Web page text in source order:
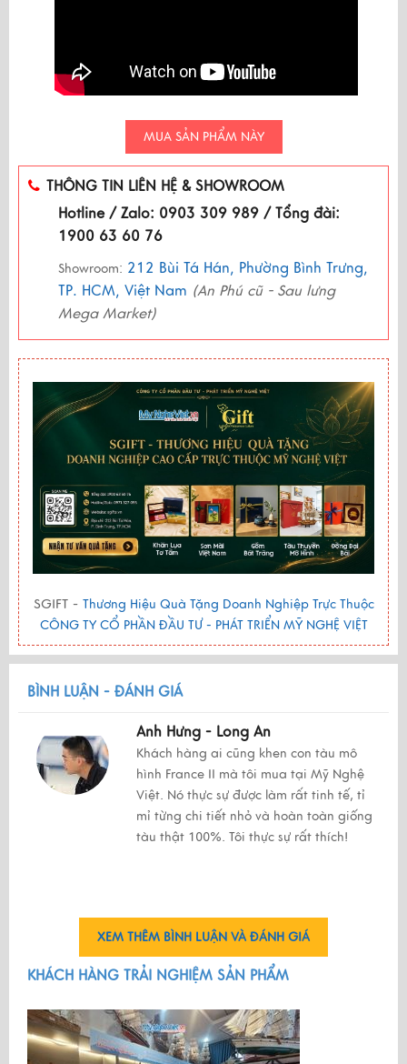
MUA SẢN PHẨM NÀY
THÔNG TIN LIÊN HỆ & SHOWROOM
Hotline / Zalo: 0903 309 989 / Tổng đài:
1900 63 60 76
Showroom: 212 Bùi Tá Hán, Phường Bình Trưng,
TP. HCM, Việt Nam (An Phú cũ - Sau lưng
Mega Market)
SGIFT - Thương Hiệu Quà Tặng Doanh Nghiệp Trực Thuộc
CÔNG TY CỔ PHẦN ĐẦU TƯ - PHÁT TRIỂN MỸ NGHỆ VIỆT
BÌNH LUẬN - ĐÁNH GIÁ
Anh Hưng - Long An
Khách hàng ai cũng khen con tàu mô
hình France II mà tôi mua tại Mỹ Nghệ
Việt. Nó thực sự được làm rất tinh tế, tỉ
mỉ từng chi tiết nhỏ và hoàn toàn giống
tàu thật 100%. Tôi thực sự rất thích!
XEM THÊM BÌNH LUẬN VÀ ĐÁNH GIÁ
KHÁCH HÀNG TRẢI NGHIỆM SẢN PHẨM